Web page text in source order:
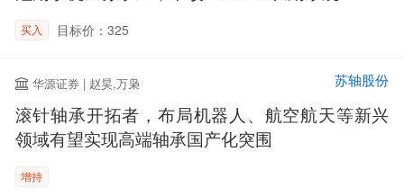
买入 目标价：325
华源证券 | 赵昊,万枭 苏轴股份
滚针轴承开拓者，布局机器人、航空航天等新兴
领域有望实现高端轴承国产化突围
增持